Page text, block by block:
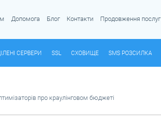
Допомога Блог Контакти Продовження послуг
СЕРВЕРИ SSL СХОВИЩЕ SMS РОЗСИЛКА
про краулінговом бюджеті